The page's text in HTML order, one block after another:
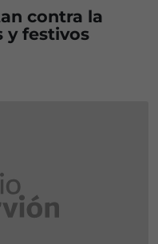
contra la
y festivos